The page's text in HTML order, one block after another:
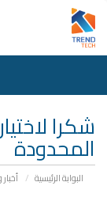
شكرا
المحدودة
البوابة الرئيسية